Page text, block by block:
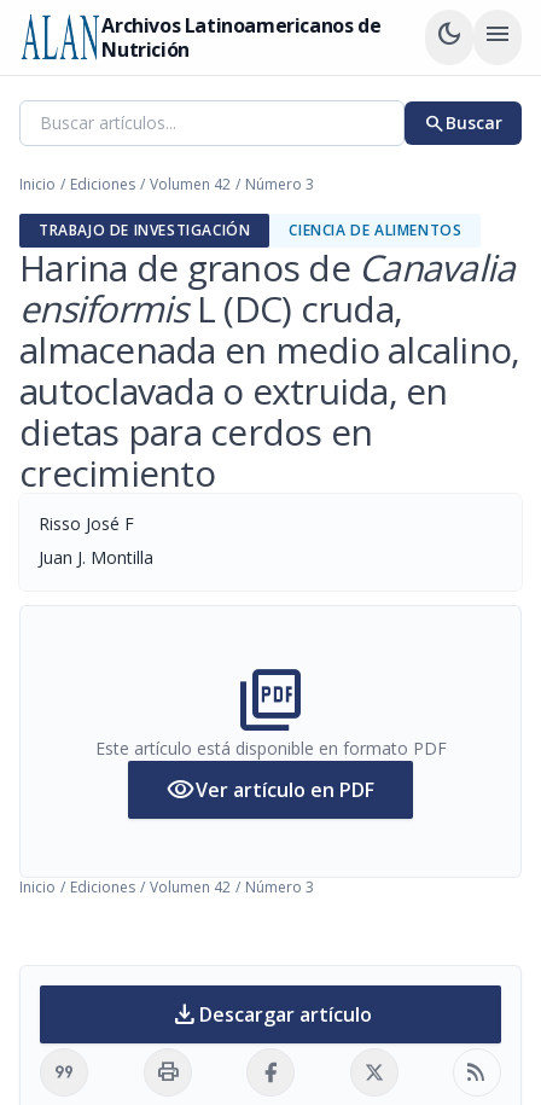
Archivos Latinoamericanos de
Nutrición
dark_mode menu
searchBuscar
Inicio / Ediciones / Volumen 42 / Número 3
TRABAJO DE INVESTIGACIÓN CIENCIA DE ALIMENTOS
Harina de granos deCanavalia
ensiformisL (DC) cruda,
almacenada en medio alcalino,
autoclavada o extruida, en
dietas para cerdos en
crecimiento
Risso José F
Juan J. Montilla
picture_as_pdf
Este artículo está disponible en formato PDF
visibilityVer artículo en PDF
Inicio / Ediciones / Volumen 42 / Número 3
download Descargar artículo
format_quote print rss_feed